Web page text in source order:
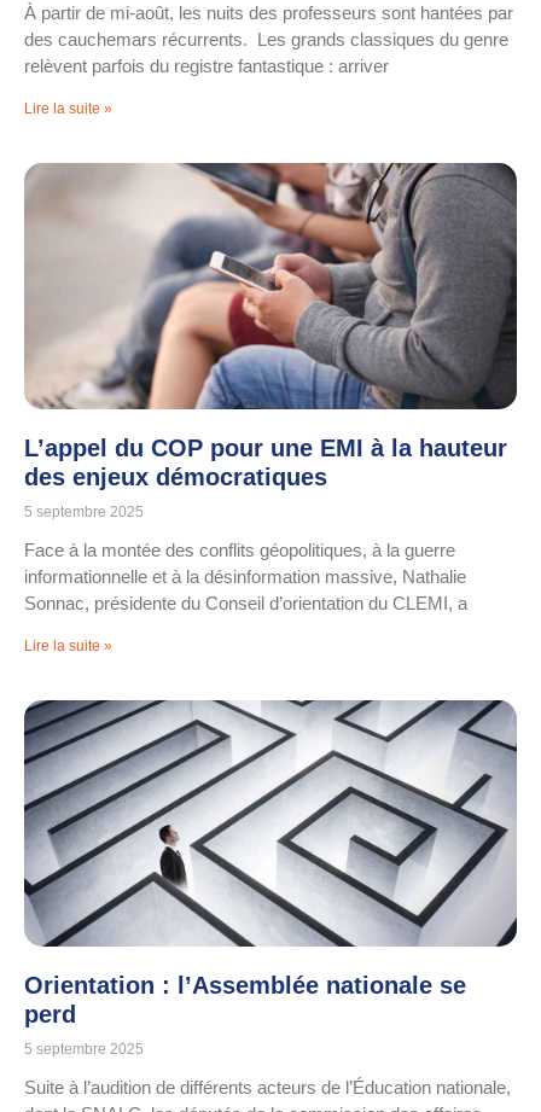
À partir de mi-août, les nuits des professeurs sont hantées par
des cauchemars récurrents. Les grands classiques du genre
relèvent parfois du registre fantastique : arriver
Lire la suite »
L’appel du COP pour une EMI à la hauteur
des enjeux démocratiques
5 septembre 2025
Face à la montée des conflits géopolitiques, à la guerre
informationnelle et à la désinformation massive, Nathalie
Sonnac, présidente du Conseil d’orientation du CLEMI, a
Lire la suite »
Orientation : l’Assemblée nationale se
perd
5 septembre 2025
Suite à l’audition de différents acteurs de l’Éducation nationale,